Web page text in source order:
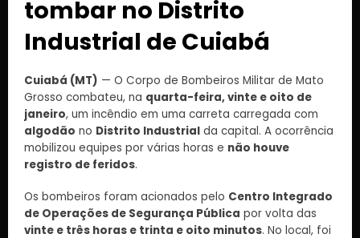
tombar no Distrito
Industrial de Cuiabá
Cuiabá (MT) — O Corpo de Bombeiros Militar de Mato
Grosso combateu, na quarta-feira, vinte e oito de
janeiro, um incêndio em uma carreta carregada com
algodão no Distrito Industrial da capital. A ocorrência
mobilizou equipes por várias horas e não houve
registro de feridos.
Os bombeiros foram acionados pelo Centro Integrado
de Operações de Segurança Pública por volta das
vinte e três horas e trinta e oito minutos. No local, foi